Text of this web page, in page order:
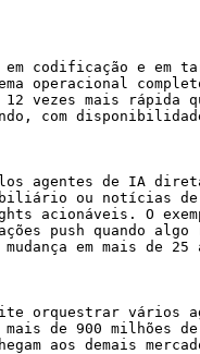
codificação e em
operacional
vezes mais rápida
com
de IA
ou
acionáveis. O
push quando
em mais de 25
vários
de 900 milhões
aos demais